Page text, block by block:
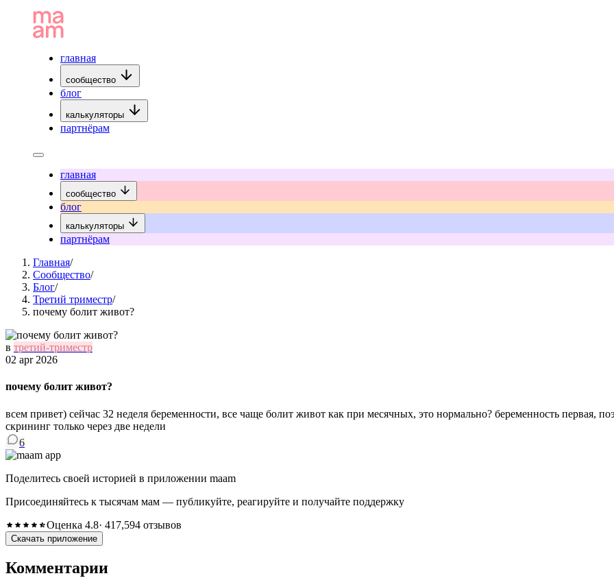
главная
сообщество
блог
калькуляторы
партнёрам
главная
сообщество
блог
калькуляторы
партнёрам
Главная/
Сообщество/
Блог/
Третий триместр/
почему болит живот?
в третий-триместр
02 apr 2026
почему болит живот?
всем привет) сейчас 32 неделя беременности, все чаще болит живот как при месячных, это нормально? беременность первая,
скрининг только через две недели
6
Поделитесь своей историей в приложении maam
Присоединяйтесь к тысячам мам — публикуйте, реагируйте и получайте поддержку
Оценка 4.8· 417,594 отзывов
Скачать приложение
Комментарии